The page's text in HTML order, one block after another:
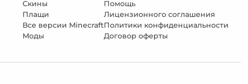
Скины
Плащи
Все версии Minecraft
Моды
Помощь
Лицензионного соглашения
Политики конфиденциальности
Договор оферты